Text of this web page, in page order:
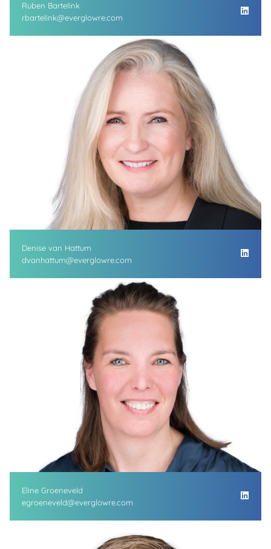
Ruben Bartelink
rbartelink@everglowre.com
Denise van Hattum
dvanhattum@everglowre.com
Eline Groeneveld
egroeneveld@everglowre.com